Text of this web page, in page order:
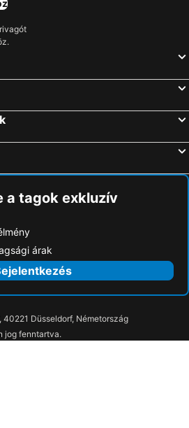
a tagok exkluzív
árak
40221 Düsseldorf, Németország
jog fenntartva.